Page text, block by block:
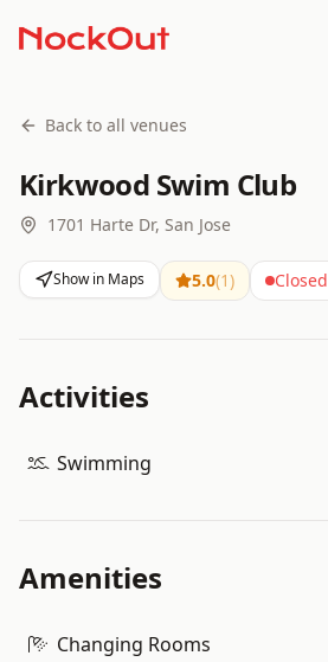
Back to all venues
Kirkwood Swim Club
1701 Harte Dr, San Jose
Show in Maps 5.0(1) Closed
Activities
Swimming
Amenities
Changing Rooms